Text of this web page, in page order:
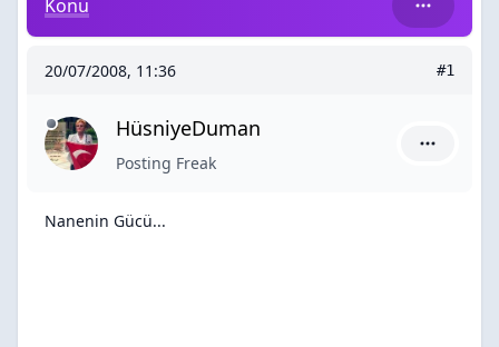
Konu
20/07/2008, 11:36 #1
HüsniyeDuman
Posting Freak
Nanenin Gücü...